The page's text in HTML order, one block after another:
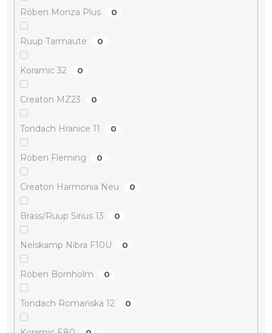
Röben Monza Plus 0
Ruup Tarmaute 0
Koramic 32 0
Creaton MZ23 0
Tondach Hranice 11 0
Röben Fleming 0
Creaton Harmonia Neu 0
Brass/Ruup Sirius 13 0
Nelskamp Nibra F10U 0
Röben Bornholm 0
Tondach Romańska 12 0